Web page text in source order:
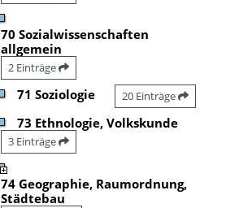
70 Sozialwissenschaften
allgemein
2 Einträge
71 Soziologie 20 Einträge
73 Ethnologie, Volkskunde
3 Einträge
74 Geographie, Raumordnung,
Städtebau